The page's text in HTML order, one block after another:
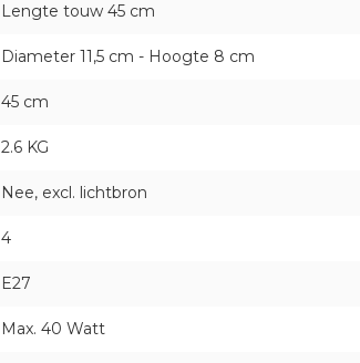
Lengte touw 45 cm
Diameter 11,5 cm - Hoogte 8 cm
45 cm
2.6 KG
Nee, excl. lichtbron
4
E27
Max. 40 Watt